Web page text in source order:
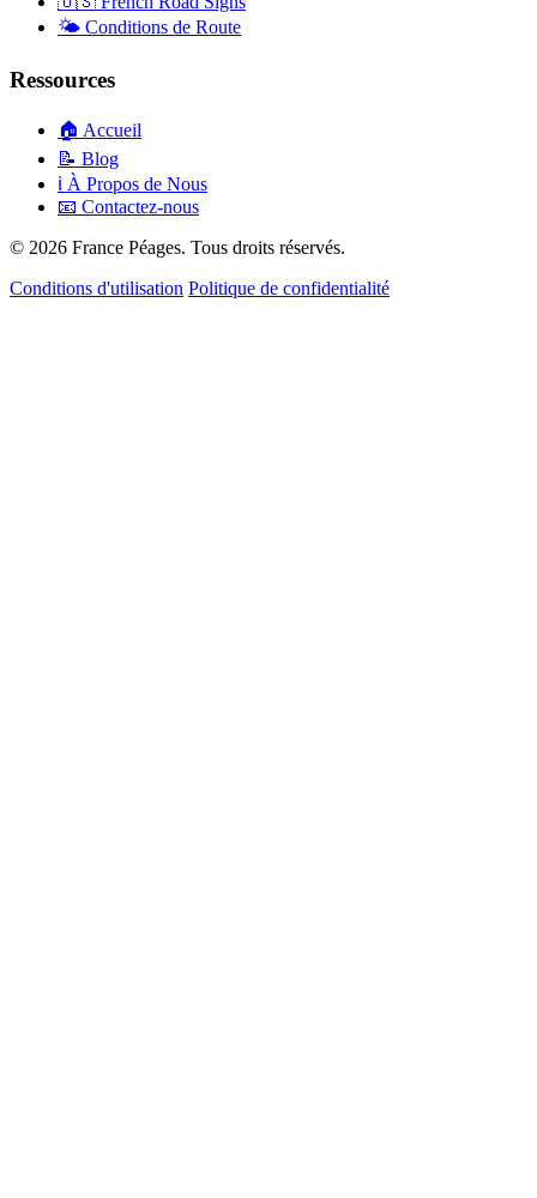
🌤️ Conditions de Route
Ressources
🏠 Accueil
📝 Blog
ℹ️ À Propos de Nous
📧 Contactez-nous
© 2026 France Péages. Tous droits réservés.
Conditions d'utilisation Politique de confidentialité